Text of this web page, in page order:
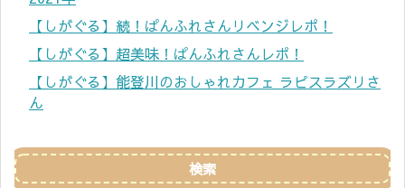
【しがぐる】続！ぱんふれさんリベンジレポ！
【しがぐる】超美味！ぱんふれさんレポ！
【しがぐる】能登川のおしゃれカフェ ラピスラズリさ
ん
検索